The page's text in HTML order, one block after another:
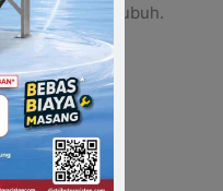
di dalam tubuh.